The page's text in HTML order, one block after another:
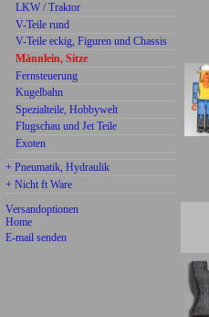
LKW / Traktor
V-Teile rund
V-Teile eckig, Figuren und Chassis
Männlein, Sitze
Fernsteuerung
Kugelbahn
Spezialteile, Hobbywelt
Flugschau und Jet Teile
Exoten
+ Pneumatik, Hydraulik
+ Nicht ft Ware
Versandoptionen
Home
E-mail senden